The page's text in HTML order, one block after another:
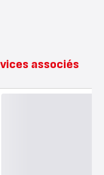
associés